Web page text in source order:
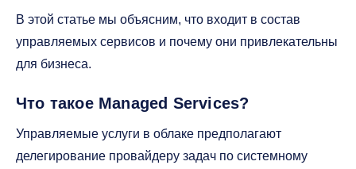
В этой статье мы объясним, что входит в состав
управляемых сервисов и почему они привлекательны
для бизнеса.
Что такое Managed Services?
Управляемые услуги в облаке предполагают
делегирование провайдеру задач по системному